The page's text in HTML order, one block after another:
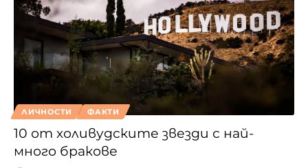
ЛИЧНОСТИ ФАКТИ
10 от холивудските звезди с най-
много бракове